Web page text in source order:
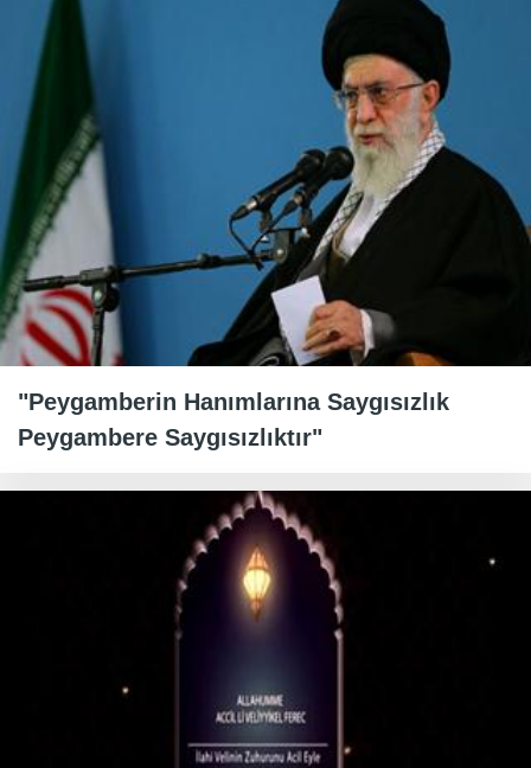
"Peygamberin Hanımlarına Saygısızlık
Peygambere Saygısızlıktır"